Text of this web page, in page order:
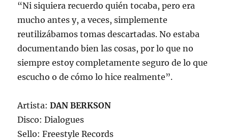
“Ni siquiera recuerdo quién tocaba, pero era
mucho antes y, a veces, simplemente
reutilizábamos tomas descartadas. No estaba
documentando bien las cosas, por lo que no
siempre estoy completamente seguro de lo que
escucho o de cómo lo hice realmente”.
Artista:DAN BERKSON
Disco: Dialogues
Sello: Freestyle Records